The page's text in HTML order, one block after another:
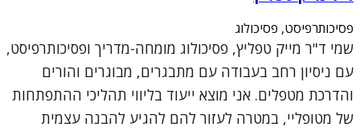
פסיכותרפיסט, פסיכולוג
שמי ד"ר מייק טפליץ, פסיכולוג מומחה-מדריך ופסיכותרפיסט,
עם ניסיון רחב בעבודה עם מתבגרים, מבוגרים והורים
והדרכת מטפלים. אני מוצא ייעוד בליווי תהליכי ההתפתחות
של מטופליי, במטרה לעזור להם להגיע להבנה עצמית